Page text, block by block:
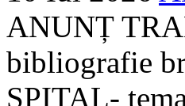
ANUNȚ
bibliografie
SPITAL-